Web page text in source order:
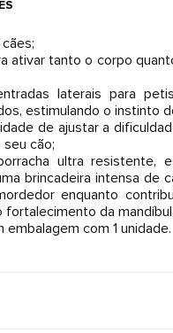
ativar tanto o corpo
laterais para
estimulando o instinto
de ajustar a
cão;
ultra resistente,
brincadeira intensa de
enquanto
da
embalagem com 1 unidade.